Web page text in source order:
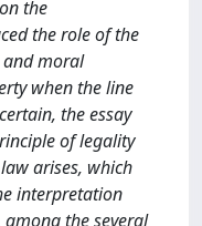
the
the role of the
and moral
when the line
the essay
of legality
arises, which
interpretation
the several